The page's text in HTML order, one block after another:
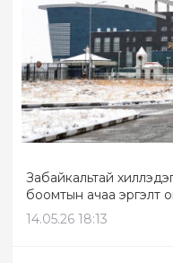
Забайкальтай
боомтын ачаа эргэлт
14.05.26 18:13